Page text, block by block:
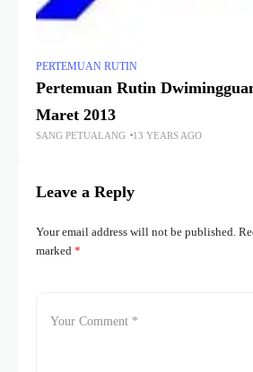
PERTEMUAN RUTIN
Pertemuan Rutin
Maret 2013
SANG PETUALANG 13 YEARS AGO
Leave a Reply
Your email address will not be published.
marked *